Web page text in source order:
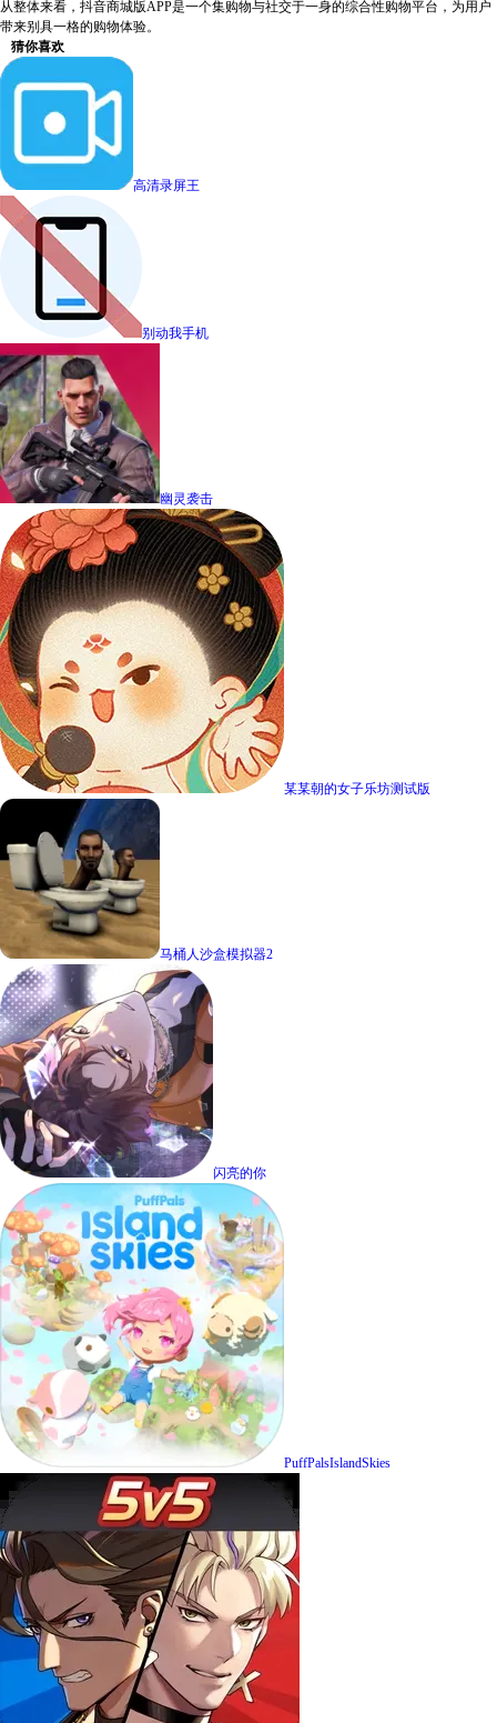
从整体来看，抖音商城版APP是一个集购物与社交于一身的综合性购物平台，为用户
带来别具一格的购物体验。
猜你喜欢
高清录屏王
别动我手机
幽灵袭击
某某朝的女子乐坊测试版
马桶人沙盒模拟器2
闪亮的你
PuffPalsIslandSkies